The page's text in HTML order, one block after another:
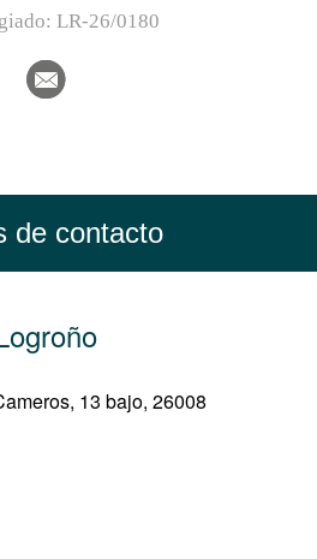
LR-26/0180
de contacto
13 bajo, 26008